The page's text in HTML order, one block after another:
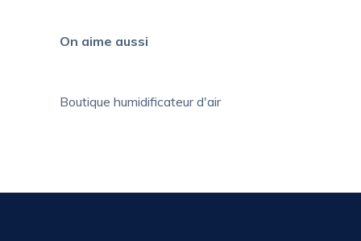
On aime aussi
Boutique humidificateur d'air